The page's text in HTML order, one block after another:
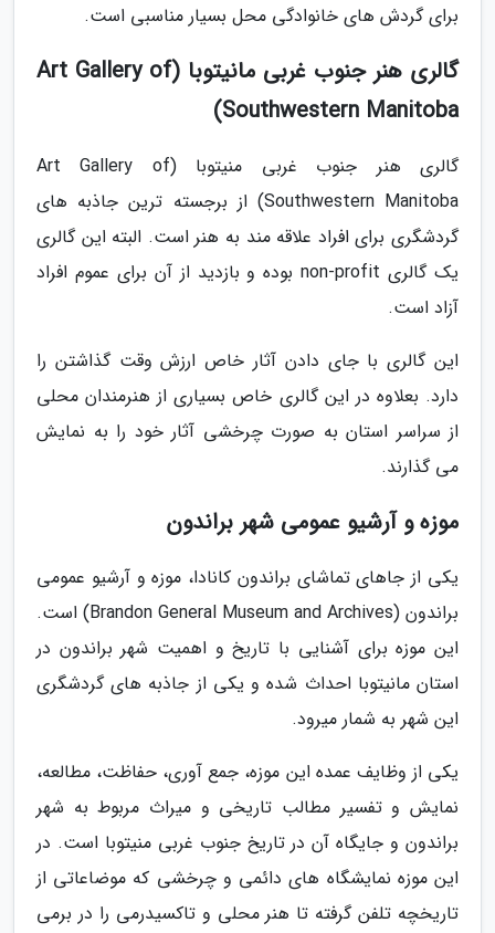
برای گردش های خانوادگی محل بسیار مناسبی است.
گالری هنر جنوب غربی مانیتوبا (Art Gallery of
Southwestern Manitoba)
گالری هنر جنوب غربی منیتوبا (Art Gallery of
Southwestern Manitoba) از برجسته ترین جاذبه های
گردشگری برای افراد علاقه مند به هنر است. البته این گالری
یک گالری non-profit بوده و بازدید از آن برای عموم افراد
آزاد است.
این گالری با جای دادن آثار خاص ارزش وقت گذاشتن را
دارد. بعلاوه در این گالری خاص بسیاری از هنرمندان محلی
از سراسر استان به صورت چرخشی آثار خود را به نمایش
می گذارند.
موزه و آرشیو عمومی شهر براندون
یکی از جاهای تماشای براندون کانادا، موزه و آرشیو عمومی
براندون (Brandon General Museum and Archives) است.
این موزه برای آشنایی با تاریخ و اهمیت شهر براندون در
استان مانیتوبا احداث شده و یکی از جاذبه های گردشگری
این شهر به شمار میرود.
یکی از وظایف عمده این موزه، جمع آوری، حفاظت، مطالعه،
نمایش و تفسیر مطالب تاریخی و میراث مربوط به شهر
براندون و جایگاه آن در تاریخ جنوب غربی منیتوبا است. در
این موزه نمایشگاه های دائمی و چرخشی که موضاعاتی از
تاریخچه تلفن گرفته تا هنر محلی و تاکسیدرمی را در برمی